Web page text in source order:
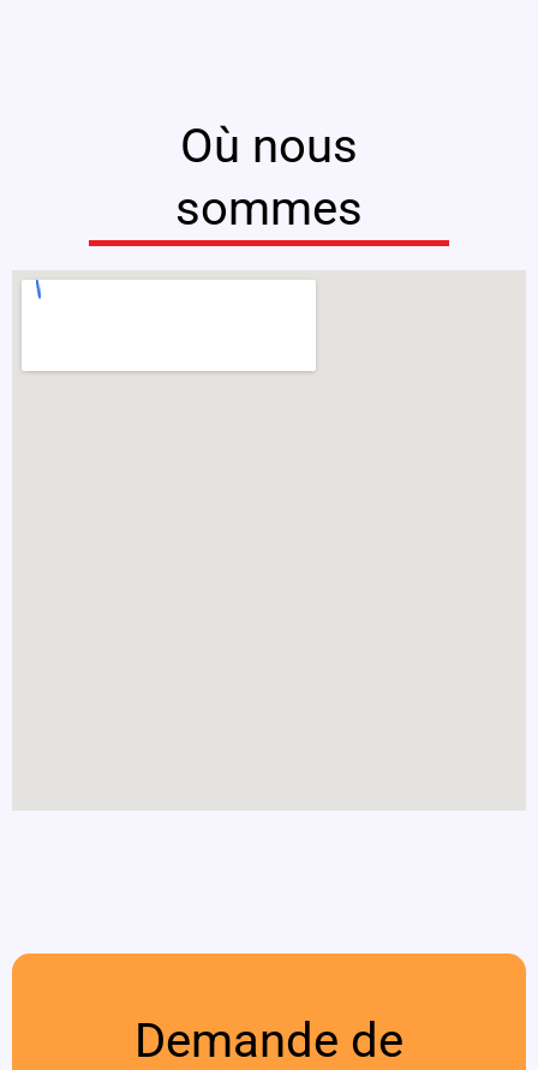
Où nous
sommes
Demande de